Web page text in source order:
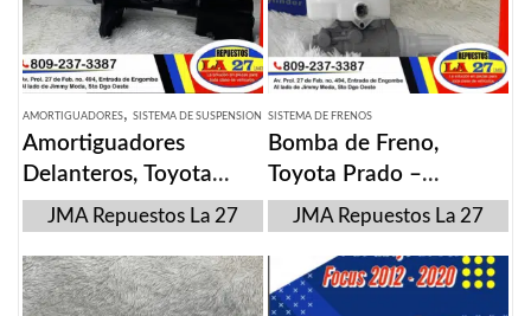
AMORTIGUADORES, SISTEMA DE SUSPENSION
Amortiguadores
Delanteros, Toyota
Corolla 2009-2013
JMA Repuestos La 27
SISTEMA DE FRENOS
Bomba de Freno,
Toyota Prado –
4Runner 2003-2009
JMA Repuestos La 27